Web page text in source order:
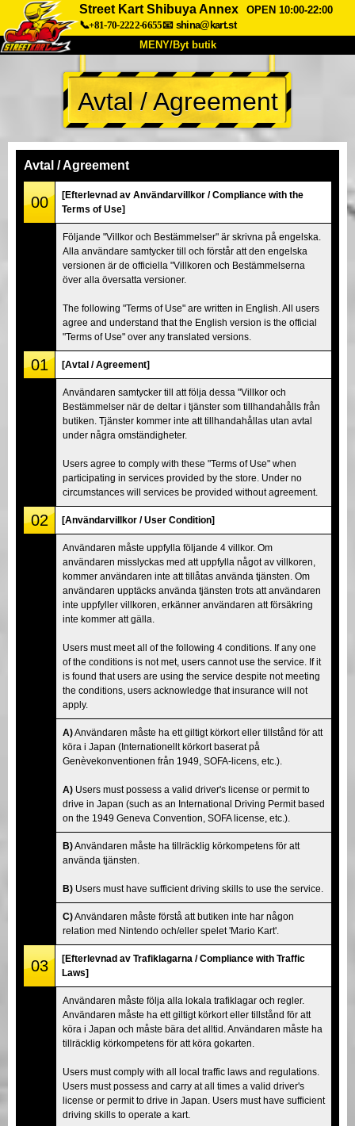
Street Kart Shibuya Annex
OPEN 10:00-22:00
📞+81-70-2222-6655📧 shina@kart.st
MENY/Byt butik
HEM
Om oss Specifikationer Pris
Företag
Tokyo Shinagawa
Tokyo Akihabara#2 Tokyo Shibuya
Tokyo Shibuya Annex Tokyo Bay
Okinawa
Avtal / Agreement
Avtal / Agreement
00
[Efterlevnad av Användarvillkor / Compliance with the
Terms of Use]
Följande "Villkor och Bestämmelser" är skrivna på engelska.
Alla användare samtycker till och förstår att den engelska
versionen är de officiella "Villkoren och Bestämmelserna
över alla översatta versioner.
The following "Terms of Use" are written in English. All users
agree and understand that the English version is the official
"Terms of Use" over any translated versions.
01 [Avtal / Agreement]
Användaren samtycker till att följa dessa "Villkor och
Bestämmelser när de deltar i tjänster som tillhandahålls från
butiken. Tjänster kommer inte att tillhandahållas utan avtal
under några omständigheter.
Users agree to comply with these "Terms of Use" when
participating in services provided by the store. Under no
circumstances will services be provided without agreement.
02 [Användarvillkor / User Condition]
Användaren måste uppfylla följande 4 villkor. Om
användaren misslyckas med att uppfylla något av villkoren,
kommer användaren inte att tillåtas använda tjänsten. Om
användaren upptäcks använda tjänsten trots att användaren
inte uppfyller villkoren, erkänner användaren att försäkring
inte kommer att gälla.
Users must meet all of the following 4 conditions. If any one
of the conditions is not met, users cannot use the service. If it
is found that users are using the service despite not meeting
the conditions, users acknowledge that insurance will not
apply.
A)Användaren måste ha ett giltigt körkort eller tillstånd för att
köra i Japan (Internationellt körkort baserat på
Genèvekonventionen från 1949, SOFA-licens, etc.).
A) Users must possess a valid driver's license or permit to
drive in Japan (such as an International Driving Permit based
on the 1949 Geneva Convention, SOFA license, etc.).
B)Användaren måste ha tillräcklig körkompetens för att
använda tjänsten.
B) Users must have sufficient driving skills to use the service.
C)Användaren måste förstå att butiken inte har någon
relation med Nintendo och/eller spelet 'Mario Kart'.
03
[Efterlevnad av Trafiklagarna / Compliance with Traffic
Laws]
Användaren måste följa alla lokala trafiklagar och regler.
Användaren måste ha ett giltigt körkort eller tillstånd för att
köra i Japan och måste bära det alltid. Användaren måste ha
tillräcklig körkompetens för att köra gokarten.
Users must comply with all local traffic laws and regulations.
Users must possess and carry at all times a valid driver's
license or permit to drive in Japan. Users must have sufficient
driving skills to operate a kart.